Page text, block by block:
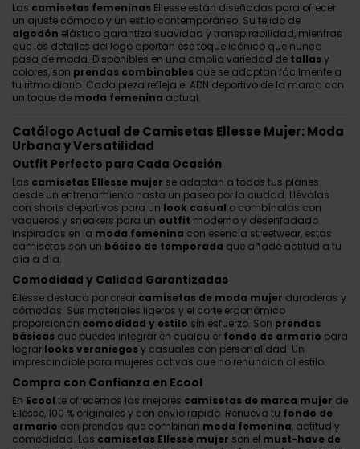
Las camisetas femeninas Ellesse están diseñadas para ofrecer
un ajuste cómodo y un estilo contemporáneo. Su tejido de
algodón elástico garantiza suavidad y transpirabilidad, mientras
que los detalles del logo aportan ese toque icónico que nunca
pasa de moda. Disponibles en una amplia variedad de tallasy
colores, son prendas combinables que se adaptan fácilmente a
tu ritmo diario. Cada pieza refleja el ADN deportivo de la marca con
un toque de moda femenina actual.
Catálogo Actual de Camisetas Ellesse Mujer: Moda
Urbana y Versatilidad
Outfit Perfecto para Cada Ocasión
Las camisetas Ellesse mujer se adaptan a todos tus planes:
desde un entrenamiento hasta un paseo por la ciudad. Llévalas
con shorts deportivos para un look casual o combínalas con
vaqueros y sneakers para un outfit moderno y desenfadado.
Inspiradas en la moda femenina con esencia streetwear, estas
camisetas son un básico de temporada que añade actitud a tu
día a día.
Comodidad y Calidad Garantizadas
Ellesse destaca por crear camisetas de moda mujer duraderas y
cómodas. Sus materiales ligeros y el corte ergonómico
proporcionan comodidad y estilo sin esfuerzo. Son prendas
básicas que puedes integrar en cualquier fondo de armario para
lograr looks veraniegosy casuales con personalidad. Un
imprescindible para mujeres activas que no renuncian al estilo.
Compra con Confianza en Ecool
En Ecool te ofrecemos las mejores camisetas de marca mujer de
Ellesse, 100 % originales y con envío rápido. Renueva tu fondo de
armario con prendas que combinan moda femenina, actitud y
comodidad. Las camisetas Ellesse mujer son el must-have de